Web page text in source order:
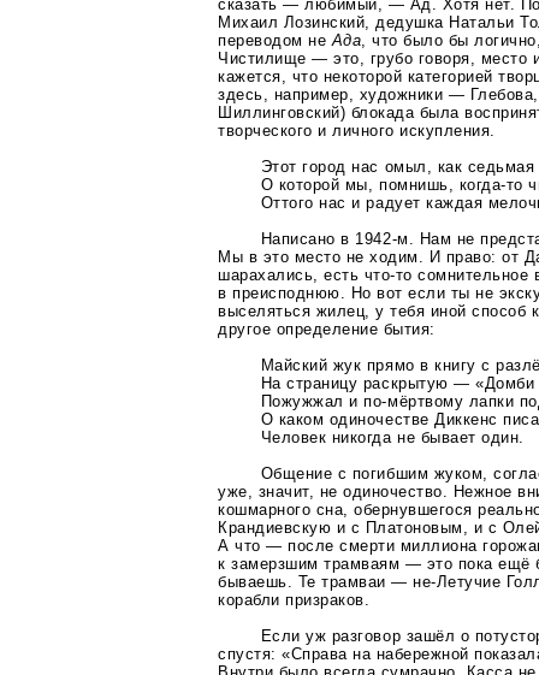
сказать — любимый, — Ад. Хотя нет.
Михаил Лозинский, дедушка Натальи
переводом не Ада , что было бы
Чистилище — это, грубо говоря, место
кажется, что некоторой категорией
здесь, например, художники —
Шиллинговский) блокада была
творческого и личного искупления.
Этот город нас омыл, как
О которой мы, помнишь, когда-то
Оттого нас и радует каждая
Написано в 1942-м
. Нам не
Мы в это место не ходим. И право: от
шарахались, есть что-то сомнительное
в преисподнюю. Но вот если ты не
выселяться жилец, у тебя иной способ
другое определение бытия:
Майский жук прямо в книгу с
На страницу раскрытую — «Домби
Пожужжал ипо-мёртвому лапки
О каком одиночестве Диккенс
Человек никогда не бывает один.
Общение с погибшим жуком,
уже, значит, не одиночество. Нежное
кошмарного сна, обернувшегося
Крандиевскую и с Платоновым, и с
А что — после смерти миллиона
к замерзшим трамваям — это пока
бываешь. Те трамваи —не-Летучие
корабли призраков.
Если уж разговор зашёл о
спустя: «Справа на набережной